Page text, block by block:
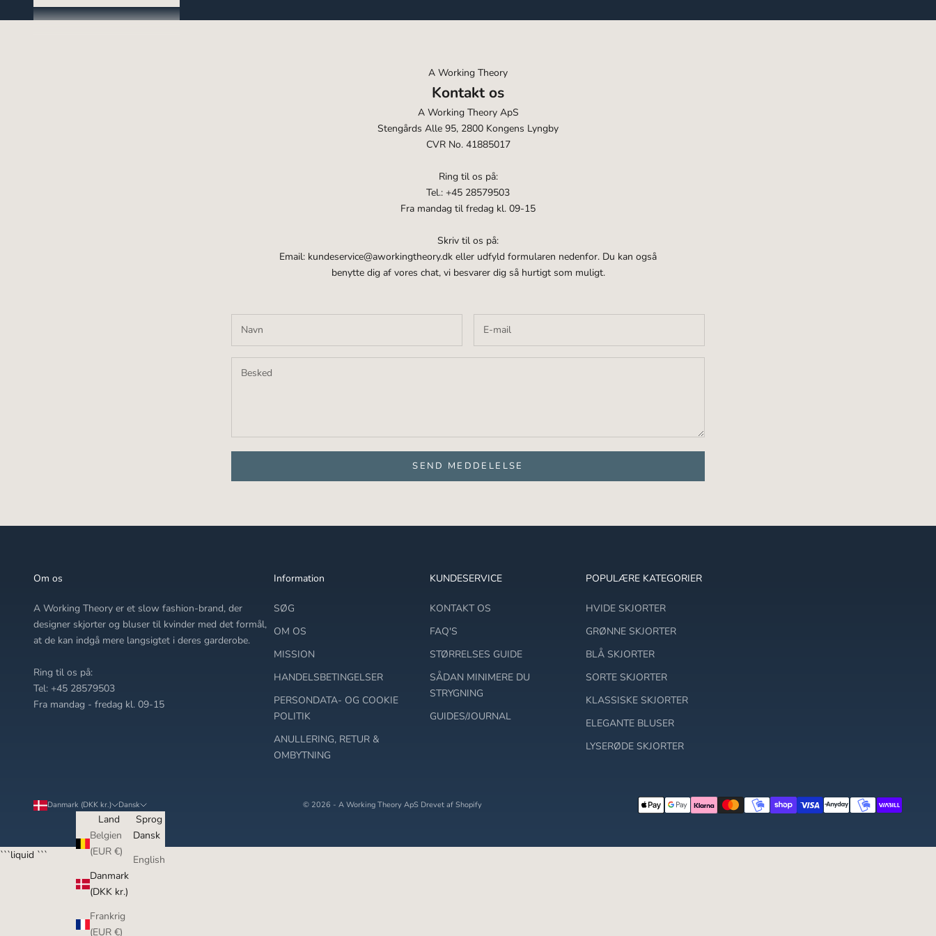
â€“
A Working Theory
Kontakt os
A Working Theory ApS
Stengårds Alle 95, 2800 Kongens Lyngby
CVR No. 41885017
Ring til os på:
Tel.: +45 28579503
Fra mandag til fredag kl. 09-15
Skriv til os på:
Email: kundeservice@aworkingtheory.dk eller udfyld formularen nedenfor. Du kan også
benytte dig af vores chat, vi besvarer dig så hurtigt som muligt.
SEND MEDDELELSE
Om os
A Working Theory er et slow fashion-brand, der
designer skjorter og bluser til kvinder med det formål,
at de kan indgå mere langsigtet i deres garderobe.
Ring til os på:
Tel: +45 28579503
Fra mandag - fredag kl. 09-15
Information
SØG
OM OS
MISSION
HANDELSBETINGELSER
PERSONDATA- OG COOKIE
POLITIK
ANULLERING, RETUR &
OMBYTNING
KUNDESERVICE
KONTAKT OS
FAQ'S
STØRRELSES GUIDE
SÅDAN MINIMERE DU
STRYGNING
GUIDES/JOURNAL
POPULÆRE KATEGORIER
HVIDE SKJORTER
GRØNNE SKJORTER
BLÅ SKJORTER
SORTE SKJORTER
KLASSISKE SKJORTER
ELEGANTE BLUSER
LYSERØDE SKJORTER
Danmark (DKK kr.)
Land
Belgien
(EUR €)
Danmark
(DKK kr.)
Frankrig
(EUR €)
Dansk
Sprog
Dansk
English
© 2026 - A Working Theory ApS Drevet af Shopify
```liquid ```